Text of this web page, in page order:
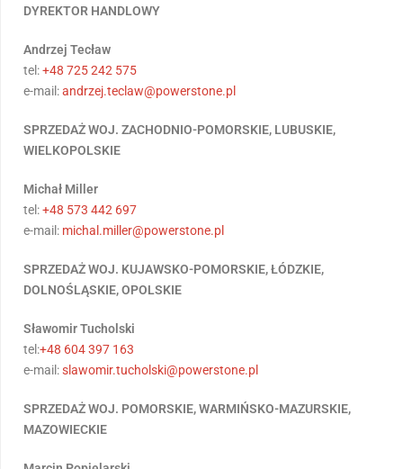
DYREKTOR HANDLOWY
Andrzej Tecław
tel:+48 725 242 575
e-mail:andrzej.teclaw@powerstone.pl
SPRZEDAŻ WOJ. ZACHODNIO-POMORSKIE, LUBUSKIE,
WIELKOPOLSKIE
Michał Miller
tel:+48 573 442 697
e-mail: michal.miller@powerstone.pl
SPRZEDAŻ WOJ. KUJAWSKO-POMORSKIE, ŁÓDZKIE,
DOLNOŚLĄSKIE, OPOLSKIE
Sławomir Tucholski
tel:+48 604 397 163
e-mail:slawomir.tucholski@powerstone.pl
SPRZEDAŻ WOJ. POMORSKIE, WARMIŃSKO-MAZURSKIE,
MAZOWIECKIE